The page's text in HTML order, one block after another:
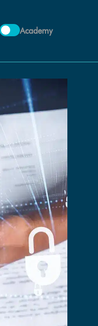
Academy